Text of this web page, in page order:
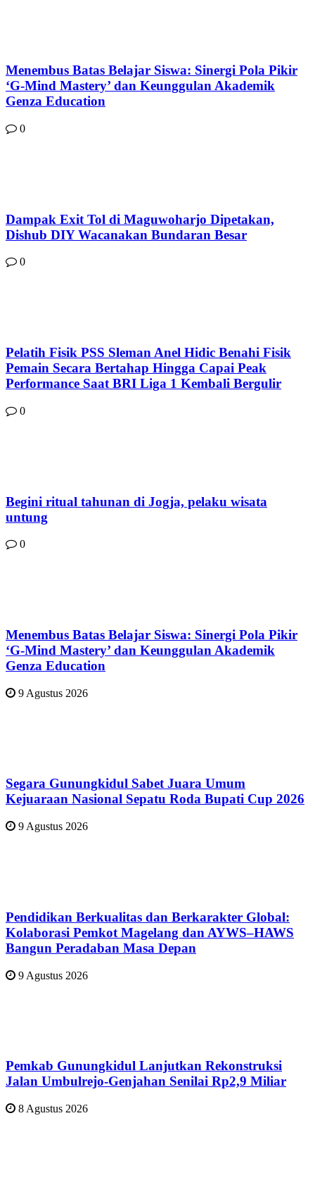
Menembus Batas Belajar Siswa: Sinergi Pola Pikir
‘G-Mind Mastery’ dan Keunggulan Akademik
Genza Education
0
Dampak Exit Tol di Maguwoharjo Dipetakan,
Dishub DIY Wacanakan Bundaran Besar
0
Pelatih Fisik PSS Sleman Anel Hidic Benahi Fisik
Pemain Secara Bertahap Hingga Capai Peak
Performance Saat BRI Liga 1 Kembali Bergulir
0
Begini ritual tahunan di Jogja, pelaku wisata
untung
0
Menembus Batas Belajar Siswa: Sinergi Pola Pikir
‘G-Mind Mastery’ dan Keunggulan Akademik
Genza Education
9 Agustus 2026
Segara Gunungkidul Sabet Juara Umum
Kejuaraan Nasional Sepatu Roda Bupati Cup 2026
9 Agustus 2026
Pendidikan Berkualitas dan Berkarakter Global:
Kolaborasi Pemkot Magelang dan AYWS–HAWS
Bangun Peradaban Masa Depan
9 Agustus 2026
Pemkab Gunungkidul Lanjutkan Rekonstruksi
Jalan Umbulrejo-Genjahan Senilai Rp2,9 Miliar
8 Agustus 2026